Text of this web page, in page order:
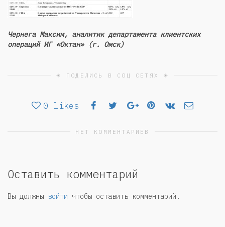
Чернега Максим, аналитик департамента клиентских
операций ИГ «Октан» (г. Омск)
☀ ПОДЕЛИСЬ В СОЦ СЕТЯХ ☀
0 likes
НЕТ КОММЕНТАРИЕВ
Оставить комментарий
Вы должны войти чтобы оставить комментарий.